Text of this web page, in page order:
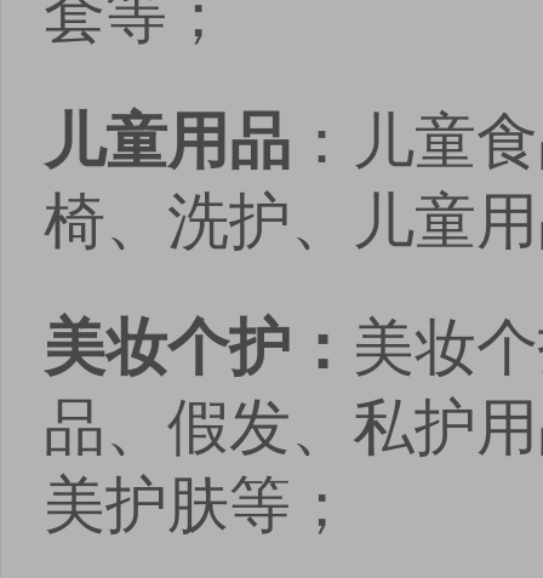
儿童用品 ：儿童
椅、洗护、儿童
美妆个护： 美妆
品、假发、私护
美护肤等；